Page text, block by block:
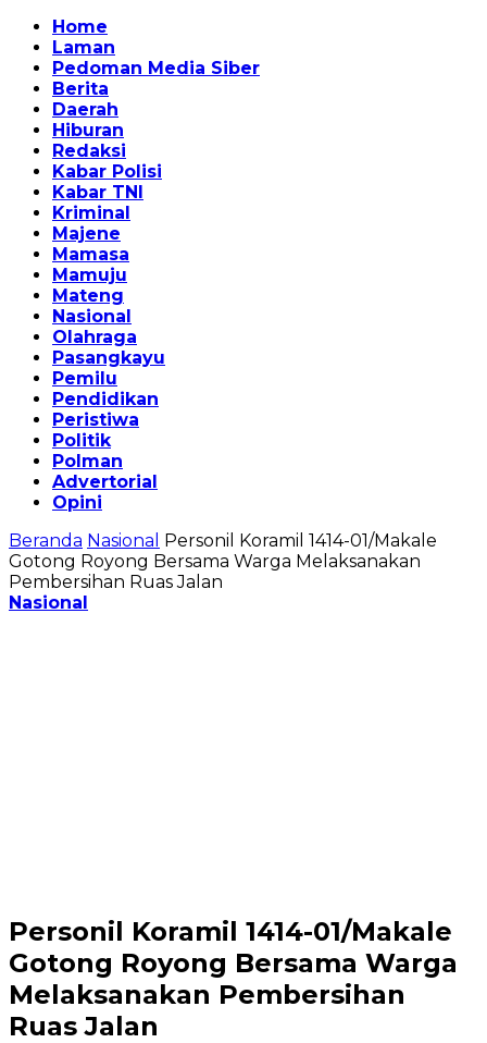
Home
Laman
Pedoman Media Siber
Berita
Daerah
Hiburan
Redaksi
Kabar Polisi
Kabar TNI
Kriminal
Majene
Mamasa
Mamuju
Mateng
Nasional
Olahraga
Pasangkayu
Pemilu
Pendidikan
Peristiwa
Politik
Polman
Advertorial
Opini
Beranda Nasional Personil Koramil 1414-01/Makale
Gotong Royong Bersama Warga Melaksanakan
Pembersihan Ruas Jalan
Nasional
Personil Koramil 1414-01/Makale
Gotong Royong Bersama Warga
Melaksanakan Pembersihan
Ruas Jalan